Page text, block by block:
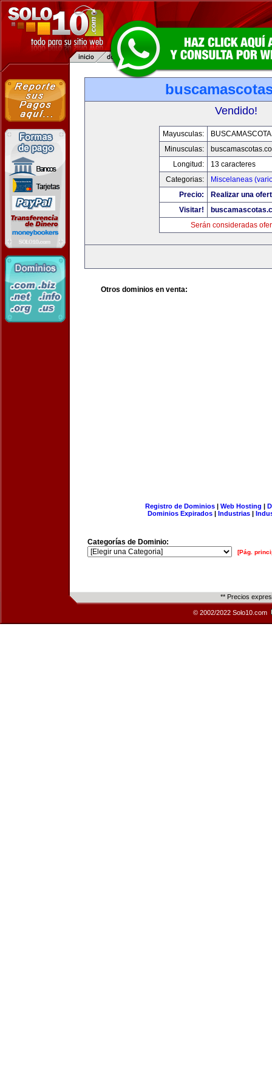
Vendido!
Mayusculas:
Minusculas:
Longitud:
13 caracteres
Categorias:
Miscelaneas
Precio:
Realizar una
Visitar!
Serán consideradas
Otros dominios en venta:
Registro de Dominios| Web Hosting |
Dominios Expirados | Industrias |
Categorías de Dominio:
[Pág.
** Precios
© 2002/2022 Solo10.com